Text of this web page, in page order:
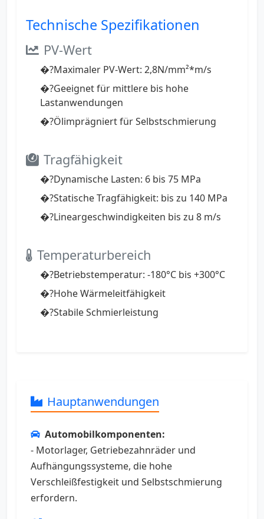
Technische Spezifikationen
PV-Wert
�?Maximaler PV-Wert: 2,8N/mm²*m/s
�?Geeignet für mittlere bis hohe
Lastanwendungen
�?Ölimprägniert für Selbstschmierung
Tragfähigkeit
�?Dynamische Lasten: 6 bis 75 MPa
�?Statische Tragfähigkeit: bis zu 140 MPa
�?Lineargeschwindigkeiten bis zu 8 m/s
Temperaturbereich
�?Betriebstemperatur: -180°C bis +300°C
�?Hohe Wärmeleitfähigkeit
�?Stabile Schmierleistung
Hauptanwendungen
Automobilkomponenten:
- Motorlager, Getriebezahnräder und
Aufhängungssysteme, die hohe
Verschleißfestigkeit und Selbstschmierung
erfordern.